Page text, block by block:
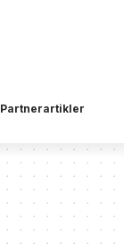
Partnerartikler